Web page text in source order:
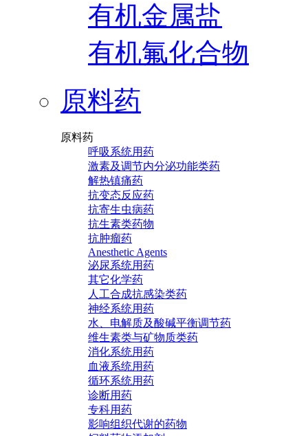
有机金属盐
有机氟化合物
原料药
原料药
呼吸系统用药
激素及调节内分泌功能类药
解热镇痛药
抗变态反应药
抗寄生虫病药
抗生素类药物
抗肿瘤药
Anesthetic Agents
泌尿系统用药
其它化学药
人工合成抗感染类药
神经系统用药
水、电解质及酸碱平衡调节药
维生素类与矿物质类药
消化系统用药
血液系统用药
循环系统用药
诊断用药
专科用药
影响组织代谢的药物